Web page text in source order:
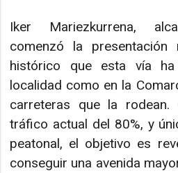
Iker Mariezkurrena,
comenzó la
histórico que esta vía
localidad como en la
carreteras que la rodean.
tráfico actual del 80%, y
peatonal, el objetivo es
conseguir una avenida